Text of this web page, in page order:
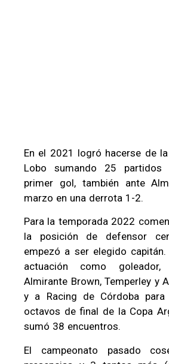
En el 2021 logró hacerse de
Lobo sumando 25 partidos
primer gol, también ante
marzo en una derrota 1-2.
Para la temporada 2022
la posición de defensor
empezó a ser elegido
actuación como
Almirante Brown, Temperley y
y a Racing de Córdoba
octavos de final de la Copa
sumó 38 encuentros.
El campeonato pasado